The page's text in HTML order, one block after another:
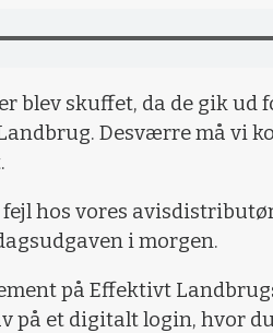
blev skuffet, da de gik ud
Desværre må vi
hos vores
i morgen.
på Effektivt
på et digitalt login, hvor